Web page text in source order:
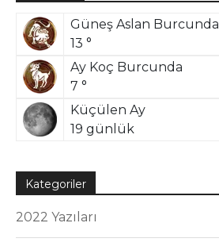
Güneş Aslan Burcunda
13 °
Ay Koç Burcunda
7 °
Küçülen Ay
19 günlük
Kategoriler
2022 Yazıları